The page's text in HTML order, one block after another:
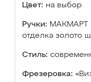
Цвет: на выбор
Ручки: МАКМАРТ
отделка золото
Стиль:
Фрезеровка: